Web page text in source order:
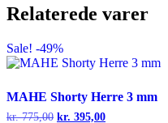
Relaterede varer
Sale! -49%
MAHE Shorty Herre 3 mm
kr.775,00 Den
kr. 395,00Den